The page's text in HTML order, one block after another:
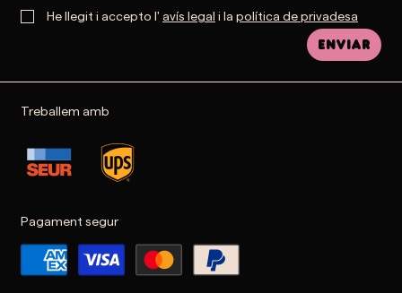
He llegit i accepto l' avís legal i la política de privadesa
Enviar
Treballem amb
Pagament segur